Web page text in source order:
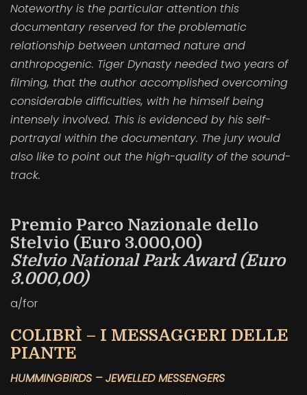
Noteworthy is the particular attention this
documentary reserved for the problematic
relationship between untamed nature and
anthropogenic. Tiger Dynasty needed two years of
filming, that the author accomplished overcoming
considerable difficulties, with he himself being
intensely involved. This is evidenced by his self-
portrayal within the documentary. The jury would
also like to point out the high-quality of the sound-
track.
Premio Parco Nazionale dello
Stelvio (Euro 3.000,00)
Stelvio National Park Award (Euro
3.000,00)
a/for
COLIBRÌ – I MESSAGGERI DELLE
PIANTE
HUMMINGBIRDS – JEWELLED MESSENGERS